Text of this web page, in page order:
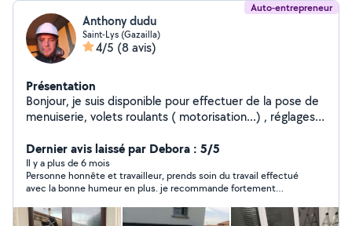
Auto-entrepreneur
Anthony dudu
Saint-Lys (Gazailla)
4/5 (8 avis)
Présentation
Bonjour, je suis disponible pour effectuer de la pose de
menuiserie, volets roulants ( motorisation...) , réglages
Dernier avis laissé par Debora : 5/5
Il y a plus de 6 mois
Personne honnête et travailleur, prends soin du travail effectué
avec la bonne humeur en plus. je recommande fortement